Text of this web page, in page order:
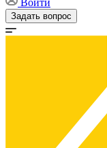
Войти
Задать вопрос